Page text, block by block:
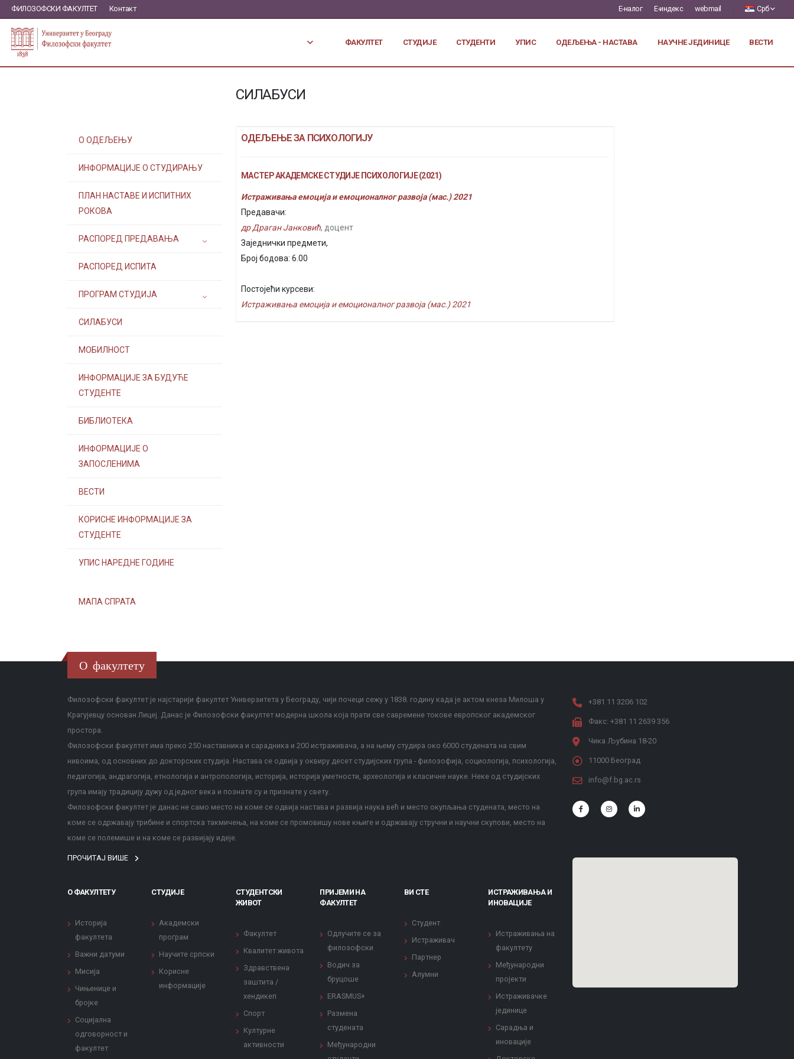
ФИЛОЗОФСКИ ФАКУЛТЕТ Контакт Е-налог Е-индекс webmail Срб
ФАКУЛТЕТ СТУДИЈЕ СТУДЕНТИ УПИС ОДЕЉЕЊА - НАСТАВА НАУЧНЕ ЈЕДИНИЦЕ ВЕСТИ
СИЛАБУСИ
О ОДЕЉЕЊУ
ИНФОРМАЦИЈЕ О СТУДИРАЊУ
ПЛАН НАСТАВЕ И ИСПИТНИХ
РОКОВА
РАСПОРЕД ПРЕДАВАЊА
РАСПОРЕД ИСПИТА
ПРОГРАМ СТУДИЈА
СИЛАБУСИ
МОБИЛНОСТ
ИНФОРМАЦИЈЕ ЗА БУДУЋЕ
СТУДЕНТЕ
БИБЛИОТЕКА
ИНФОРМАЦИЈЕ О
ЗАПОСЛЕНИМА
ВЕСТИ
КОРИСНЕ ИНФОРМАЦИЈЕ ЗА
СТУДЕНТЕ
УПИС НАРЕДНЕ ГОДИНЕ
МАПА СПРАТА
ОДЕЉЕЊЕ ЗА ПСИХОЛОГИЈУ
МАСТЕР АКАДЕМСКЕ СТУДИЈЕ ПСИХОЛОГИЈЕ (2021)
Истраживања емоција и емоционалног развоја (мас.) 2021
Предавачи:
др Драган Јанковић, доцент
Заједнички предмети,
Број бодова: 6.00
Постојећи курсеви:
Истраживања емоција и емоционалног развоја (мас.) 2021
О факултету
Филозофски факултет је најстарији факултет Универзитета у Београду, чији почеци сежу у 1838. годину када је актом кнеза Милоша у
Крагујевцу основан Лицеј. Данас је Филозофски факултет модерна школа која прати све савремене токове европског академског
простора.
Филозофски факултет има преко 250 наставника и сарадника и 200 истраживача, а на њему студира око 6000 студената на свим
нивоима, од основних до докторских студија. Настава се одвија у оквиру десет студијских група - филозофија, социологија, психологија,
педагогија, андрагогија, етнологија и антропологија, историја, историја уметности, археологија и класичне науке. Неке од студијских
група имају традицију дужу од једног века и познате су и признате у свету.
Филозофски факултет је данас не само место на коме се одвија настава и развија наука већ и место окупљања студената, место на
коме се одржавају трибине и спортска такмичења, на коме се промовишу нове књиге и одржавају стручни и научни скупови, место на
коме се полемише и на коме се развијају идеје.
ПРОЧИТАЈ ВИШЕ
О ФАКУЛТЕТУ
Историја
факултета
Важни датуми
Мисија
Чињенице и
бројке
Социјална
одговорност и
факултет
СТУДИЈЕ
Академски
програм
Научите српски
Корисне
информације
СТУДЕНТСКИ
ЖИВОТ
Факултет
Квалитет живота
Здравствена
заштита /
хендикеп
Спорт
Културне
активности
ПРИЈЕМИ НА
ФАКУЛТЕТ
Одлучите се за
филозофски
Водич за
бруцоше
ERASMUS+
Размена
студената
Међународни
ВИ СТЕ
Студент
Истраживач
Партнер
Алумни
ИСТРАЖИВАЊА И
ИНОВАЦИЈЕ
Истраживања на
факултету
Међународни
пројекти
Истраживачке
јединице
Сарадња и
иновације
+381 11 3206 102
Факс: +381 11 2639 356
Чика Љубина 18-20
11000 Београд
info@f.bg.ac.rs